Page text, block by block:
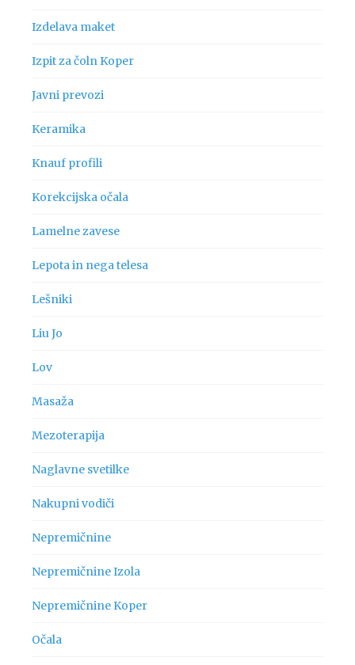
Izdelava maket
Izpit za čoln Koper
Javni prevozi
Keramika
Knauf profili
Korekcijska očala
Lamelne zavese
Lepota in nega telesa
Lešniki
Liu Jo
Lov
Masaža
Mezoterapija
Naglavne svetilke
Nakupni vodiči
Nepremičnine
Nepremičnine Izola
Nepremičnine Koper
Očala